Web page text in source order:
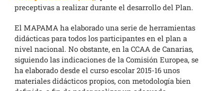
preceptivas a realizar durante el desarrollo del Plan.
El MAPAMA ha elaborado una serie de herramientas
didácticas para todos los participantes en el plan a
nivel nacional. No obstante, en la CCAA de Canarias,
siguiendo las indicaciones de la Comisión Europea, se
ha elaborado desde el curso escolar 2015-16 unos
materiales didácticos propios, con metodología bien